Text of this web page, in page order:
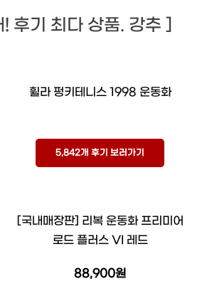
후기 최다 상품. 강추 ]
휠라 펑키테니스 1998 운동화
5,842개 후기 보러가기
[국내매장판] 리복 운동화 프리미어
로드 플러스 VI 레드
88,900원